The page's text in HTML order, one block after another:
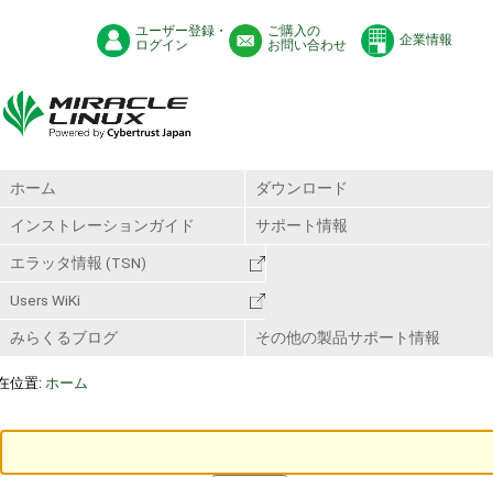
ユーザー登録・
ログイン
ご購入の
お問い合わせ
企業情報
ホーム ダウンロード
インストレーションガイド サポート情報
エラッタ情報 (TSN)
Users WiKi
みらくるブログ その他の製品サポート情報
位置: ホーム